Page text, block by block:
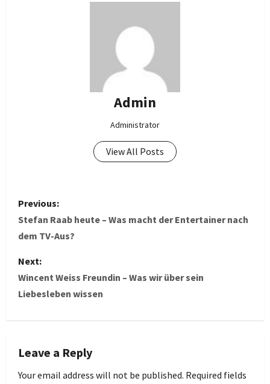
Admin
Administrator
View All Posts
P
o
t
n
v
i
Previous:
Stefan Raab heute – Was macht der Entertainer nach
dem TV-Aus?
Next:
Wincent Weiss Freundin – Was wir über sein
Liebesleben wissen
Leave a Reply
Your email address will not be published. Required fields